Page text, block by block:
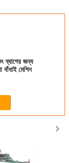
ব্যাগের জন্য
মেশিন